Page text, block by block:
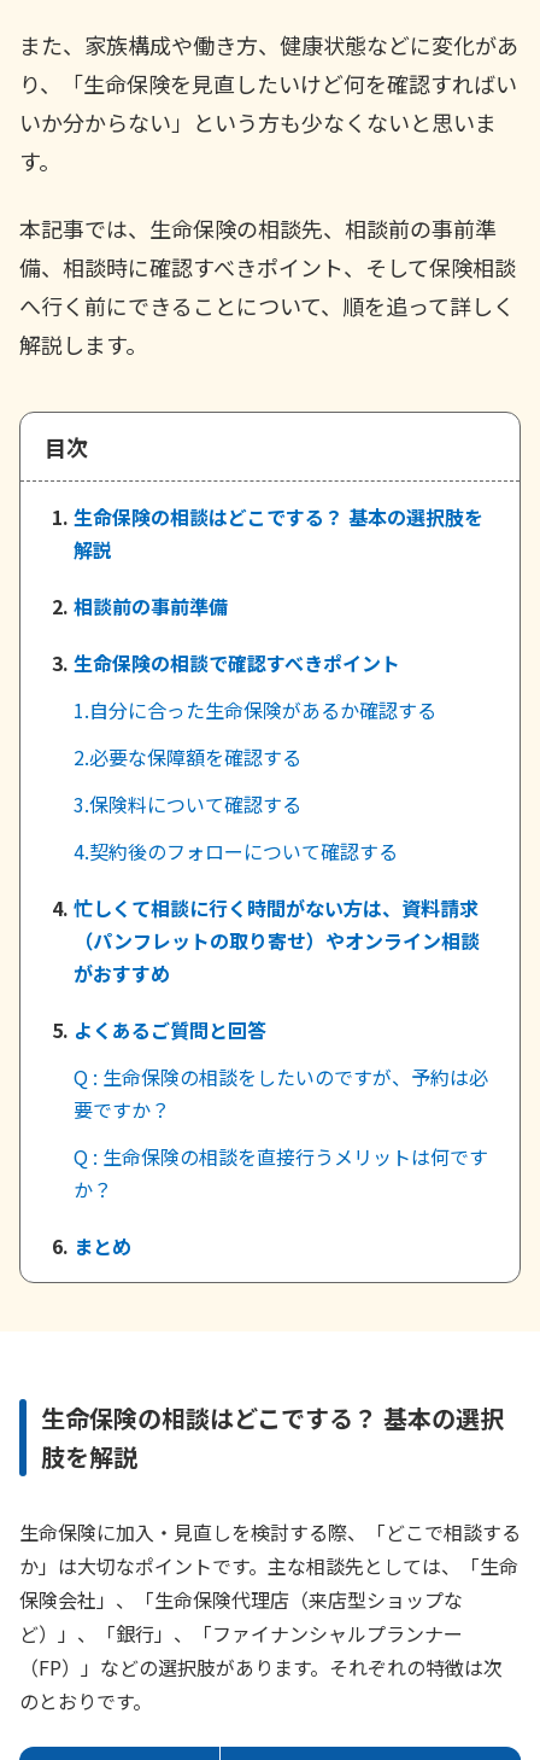
ご契約内容の確認
お客さまに関する情報等の確認の取り組み
各種サービス・お知らせ
かんぽプラチナライフサービス
ご契約のしおり・約款（Web約款）
お問い合わせ
保険用語集
お問い合わせ
健康情報
かんぽアプリ～かんぽの健康と安心を手のひらに～
ラジオ体操・みんなの体操
ラジオ体操ポータルサイト
CM・オウンドメディア／ソーシャルメディア
かんぽ生命のサステナビリティ
お客さまの声／お客さまサービス向上の取組み
また、家族構成や働き方、健康状態などに変化があ
り、「生命保険を見直したいけど何を確認すればい
いか分からない」という方も少なくないと思いま
す。
本記事では、生命保険の相談先、相談前の事前準
備、相談時に確認すべきポイント、そして保険相談
へ行く前にできることについて、順を追って詳しく
解説します。
目次
生命保険の相談はどこでする？ 基本の選択肢を
解説
相談前の事前準備
生命保険の相談で確認すべきポイント
1.自分に合った生命保険があるか確認する
2.必要な保障額を確認する
3.保険料について確認する
4.契約後のフォローについて確認する
忙しくて相談に行く時間がない方は、資料請求
（パンフレットの取り寄せ）やオンライン相談
がおすすめ
よくあるご質問と回答
Q : 生命保険の相談をしたいのですが、予約は必
要ですか？
Q : 生命保険の相談を直接行うメリットは何です
か？
まとめ
生命保険の相談はどこでする？ 基本の選択
肢を解説
生命保険に加入・見直しを検討する際、「どこで相談する
か」は大切なポイントです。主な相談先としては、「生命
保険会社」、「生命保険代理店（来店型ショップな
ど）」、「銀行」、「ファイナンシャルプランナー
（FP）」などの選択肢があります。それぞれの特徴は次
のとおりです。